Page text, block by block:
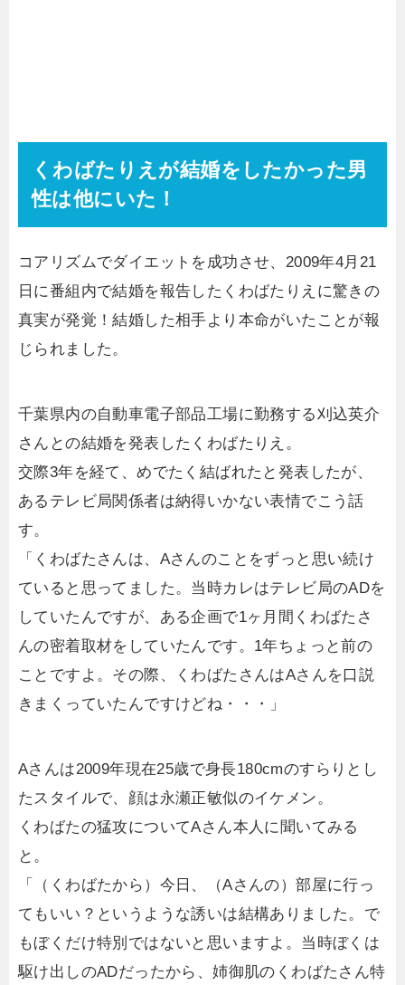
くわばたりえが結婚をしたかった男
性は他にいた！
コアリズムでダイエットを成功させ、2009年4月21
日に番組内で結婚を報告したくわばたりえに驚きの
真実が発覚！結婚した相手より本命がいたことが報
じられました。
千葉県内の自動車電子部品工場に勤務する刈込英介
さんとの結婚を発表したくわばたりえ。
交際3年を経て、めでたく結ばれたと発表したが、
あるテレビ局関係者は納得いかない表情でこう話
す。
「くわばたさんは、Aさんのことをずっと思い続け
ていると思ってました。当時カレはテレビ局のADを
していたんですが、ある企画で1ヶ月間くわばたさ
んの密着取材をしていたんです。1年ちょっと前の
ことですよ。その際、くわばたさんはAさんを口説
きまくっていたんですけどね・・・」
Aさんは2009年現在25歳で身長180cmのすらりとし
たスタイルで、顔は永瀬正敏似のイケメン。
くわばたの猛攻についてAさん本人に聞いてみる
と。
「（くわばたから）今日、（Aさんの）部屋に行っ
てもいい？というような誘いは結構ありました。で
もぼくだけ特別ではないと思いますよ。当時ぼくは
駆け出しのADだったから、姉御肌のくわばたさん特